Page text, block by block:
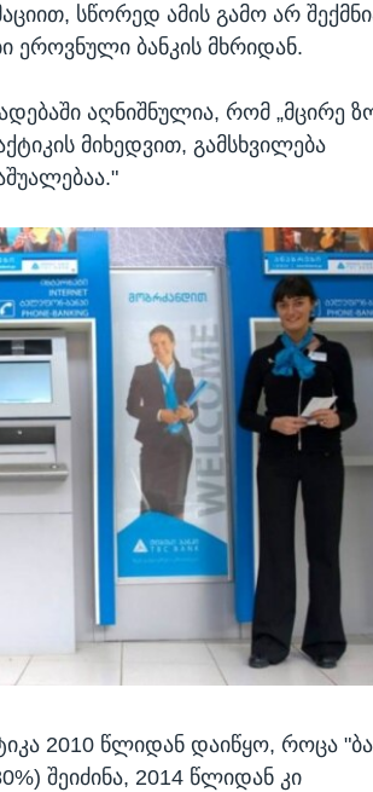
სწორედ ამის გამო არ
ეროვნული ბანკის მხრიდან.
აღნიშნულია, რომ „მცირე
მიხედვით, გამსხვილება
2010 წლიდან დაიწყო, როცა
შეიძინა, 2014 წლიდან კი